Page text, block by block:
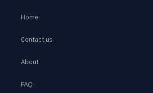
Home
Contact us
About
FAQ